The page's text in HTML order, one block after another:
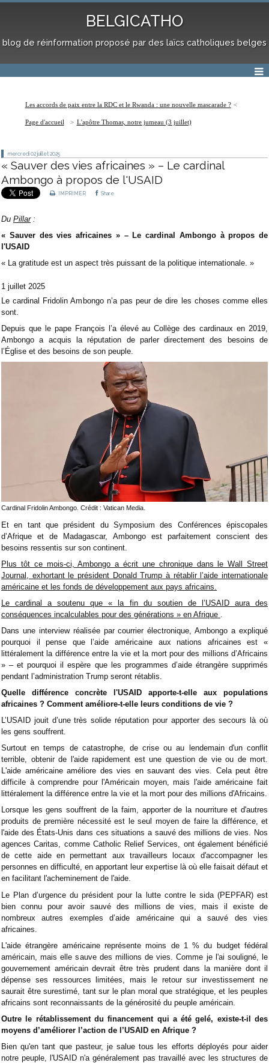
BELGICATHO
blog de réinformation proposé par des laïcs catholiques belges
Les accords de paix entre la RDC et le Rwanda : une nouvelle mascarade ?
Page d'accueil L'apôtre Thomas, notre jumeau (3 juillet)
mercredi 02 juillet 2025
« Sauver des vies africaines » – Le cardinal
Ambongo à propos de l'USAID
IMPRIMER Share
Du Pillar:
« Sauver des vies africaines » – Le cardinal Ambongo à propos de
l'USAID
« La gratitude est un aspect très puissant de la politique internationale. »
1 juillet 2025
Le cardinal Fridolin Ambongo n’a pas peur de dire les choses comme elles
sont.
Depuis que le pape François l’a élevé au Collège des cardinaux en 2019,
Ambongo a acquis la réputation de parler directement des besoins de
l’Église et des besoins de son peuple.
Cardinal Fridolin Ambongo. Crédit : Vatican Media.
Et en tant que président du Symposium des Conférences épiscopales
d’Afrique et de Madagascar, Ambongo est parfaitement conscient des
besoins ressentis sur son continent.
Plus tôt ce mois-ci, Ambongo a écrit une chronique dans le Wall Street
Journal, exhortant le président Donald Trump à rétablir l’aide internationale
américaine et les fonds de développement aux pays africains.
Le cardinal a soutenu que « la fin du soutien de l’USAID aura des
conséquences incalculables pour des générations » en Afrique
Dans une interview réalisée par courrier électronique, Ambongo a expliqué
pourquoi il pense que l’aide américaine aux nations africaines est «
littéralement la différence entre la vie et la mort pour des millions d’Africains
» – et pourquoi il espère que les programmes d’aide étrangère supprimés
pendant l’administration Trump seront rétablis.
Quelle différence concrète l'USAID apporte-t-elle aux populations
africaines ? Comment améliore-t-elle leurs conditions de vie ?
L’USAID jouit d’une très solide réputation pour apporter des secours là où
les gens souffrent.
Surtout en temps de catastrophe, de crise ou au lendemain d'un conflit
terrible, obtenir de l'aide rapidement est une question de vie ou de mort.
L'aide américaine améliore des vies en sauvant des vies. Cela peut être
difficile à comprendre pour l'Américain moyen, mais l'aide américaine fait
littéralement la différence entre la vie et la mort pour des millions d'Africains.
Lorsque les gens souffrent de la faim, apporter de la nourriture et d'autres
produits de première nécessité est le seul moyen de faire la différence, et
l'aide des États-Unis dans ces situations a sauvé des millions de vies. Nos
agences Caritas, comme Catholic Relief Services, ont également bénéficié
de cette aide en permettant aux travailleurs locaux d'accompagner les
personnes en difficulté, en apportant leur expertise là où elle faisait défaut et
en facilitant l'acheminement de l'aide.
Le Plan d’urgence du président pour la lutte contre le sida (PEPFAR) est
bien connu pour avoir sauvé des millions de vies, mais il existe de
nombreux autres exemples d’aide américaine qui a sauvé des vies
africaines.
L'aide étrangère américaine représente moins de 1 % du budget fédéral
américain, mais elle sauve des millions de vies. Comme je l'ai souligné, le
gouvernement américain devrait être très prudent dans la manière dont il
dépense ses ressources limitées, mais le retour sur investissement ne
saurait être surestimé, tant sur le plan moral que stratégique, et les peuples
africains sont reconnaissants de la générosité du peuple américain.
Outre le rétablissement du financement qui a été gelé, existe-t-il des
moyens d’améliorer l’action de l’USAID en Afrique ?
Bien qu'en tant que pasteur, je salue tous les efforts déployés pour aider
notre peuple, l'USAID n'a généralement pas travaillé avec les structures de